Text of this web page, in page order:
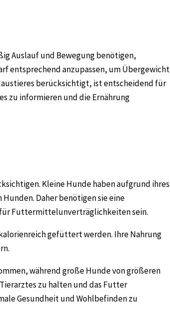
Auslauf und Bewegung benötigen,
entsprechend anzupassen, um Übergewicht
berücksichtigt, ist entscheidend für
zu informieren und die Ernährung
Kleine Hunde haben aufgrund ihres
Daher benötigen sie eine
für Futtermittelunverträglichkeiten sein.
gefüttert werden. Ihre Nahrung
während große Hunde von größeren
zu halten und das Futter
Gesundheit und Wohlbefinden zu